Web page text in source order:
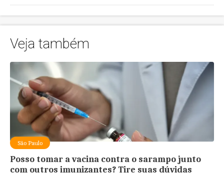
Veja também
São Paulo
Posso tomar a vacina contra o sarampo junto
com outros imunizantes? Tire suas dúvidas